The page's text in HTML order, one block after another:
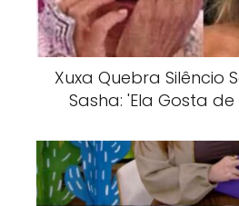
Xuxa Quebra Silêncio
Sasha: 'Ela Gosta de